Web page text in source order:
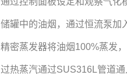
储罐中的油烟，通过恒流泵加
精密蒸发器将油烟100%蒸发
过热蒸汽通过SUS316L管道